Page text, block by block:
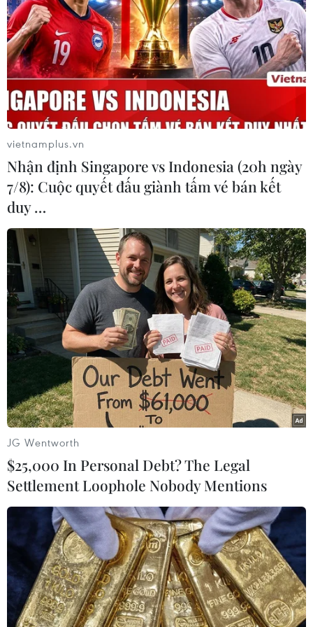
Open 2022 và thiết lập kỷ lục giành 21 danh hiệu Grand
Slam trong sự nghiệp.
Cận cảnh Nadal ngược dòng kịch
tính, lên ngôi Australian Open
30/01/2022 14:25
Rafael Nadal đã trở thành nhà vô địch Australian Open
2022 và là tay vợt nam đầu tiên giành 21 danh hiệu
Grand Slam sau khi thằng ngược kịch tính 2-6 6-7, 6-4,
6-4 và 7-5 trước Medvedev ở chung kết.
vietnamplus.vn
Nhận định Singapore vs Indonesia (20h ngày
7/8): Cuộc quyết đấu giành tấm vé bán kết
duy …
JG Wentworth
$25,000 In Personal Debt? The Legal
Settlement Loophole Nobody Mentions